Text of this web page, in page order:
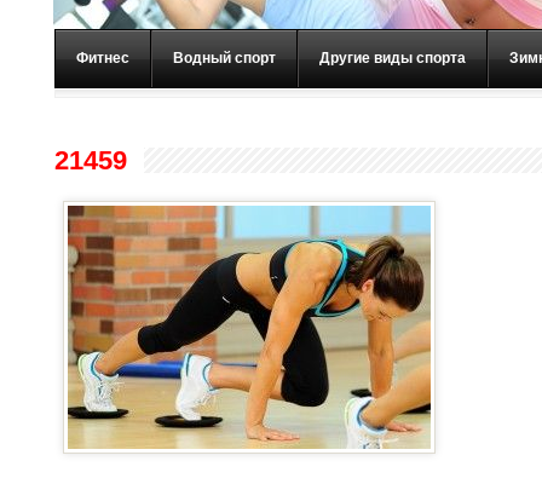
Фитнес Водный спорт Другие виды спорта
21459